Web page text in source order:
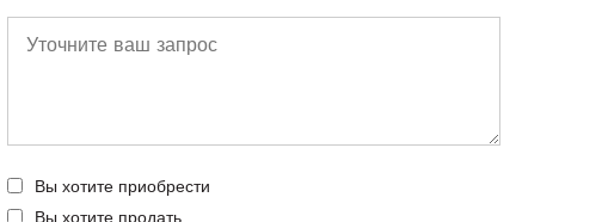
Вы хотите приобрести
Вы хотите продать